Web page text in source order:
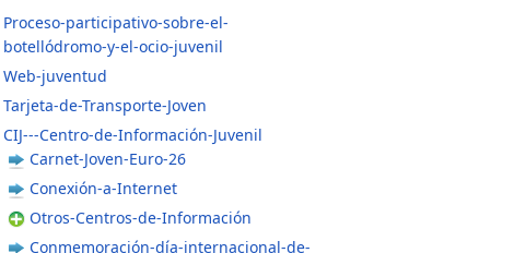
Proceso-participativo-sobre-el-
botellódromo-y-el-ocio-juvenil
Web-juventud
Tarjeta-de-Transporte-Joven
CIJ---Centro-de-Información-Juvenil
Carnet-Joven-Euro-26
Conexión-a-Internet
Otros-Centros-de-Información
Conmemoración-día-internacional-de-